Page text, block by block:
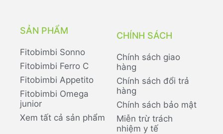
SẢN PHẨM
Fitobimbi Sonno
Fitobimbi Ferro C
Fitobimbi Appetito
Fitobimbi Omega
junior
Xem tất cả sản phẩm
CHÍNH SÁCH
Chính sách giao
hàng
Chính sách đổi trả
hàng
Chính sách bảo mật
Miễn trừ trách
nhiệm y tế